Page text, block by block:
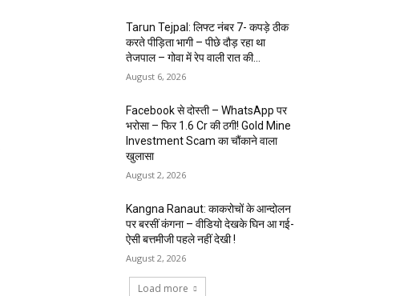
Tarun Tejpal: लिफ्ट नंबर 7- कपड़े ठीक
करते पीड़िता भागी – पीछे दौड़ रहा था
तेजपाल – गोवा में रेप वाली रात की...
August 6, 2026
Facebook से दोस्ती – WhatsApp पर
भरोसा – फिर 1.6 Cr की ठगी! Gold Mine
Investment Scam का चौंकाने वाला
खुलासा
August 2, 2026
Kangna Ranaut: काकरोचों के आन्दोलन
पर बरसीं कंगना – वीडियो देखके घिन आ गई-
ऐसी बत्तमीजी पहले नहीं देखी !
August 2, 2026
Load more